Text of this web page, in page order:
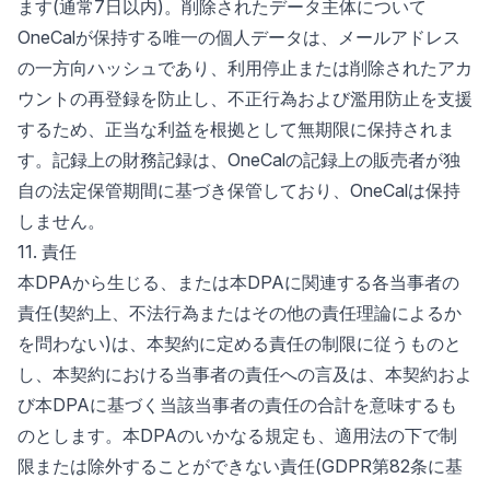
ます(通常7日以内)。削除されたデータ主体について
OneCalが保持する唯一の個人データは、メールアドレス
の一方向ハッシュであり、利用停止または削除されたアカ
ウントの再登録を防止し、不正行為および濫用防止を支援
するため、正当な利益を根拠として無期限に保持されま
す。記録上の財務記録は、OneCalの記録上の販売者が独
自の法定保管期間に基づき保管しており、OneCalは保持
しません。
11. 責任
本DPAから生じる、または本DPAに関連する各当事者の
責任(契約上、不法行為またはその他の責任理論によるか
を問わない)は、本契約に定める責任の制限に従うものと
し、本契約における当事者の責任への言及は、本契約およ
び本DPAに基づく当該当事者の責任の合計を意味するも
のとします。本DPAのいかなる規定も、適用法の下で制
限または除外することができない責任(GDPR第82条に基